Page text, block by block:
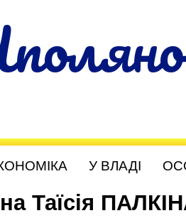
У ВЛАДІ
Таїсія